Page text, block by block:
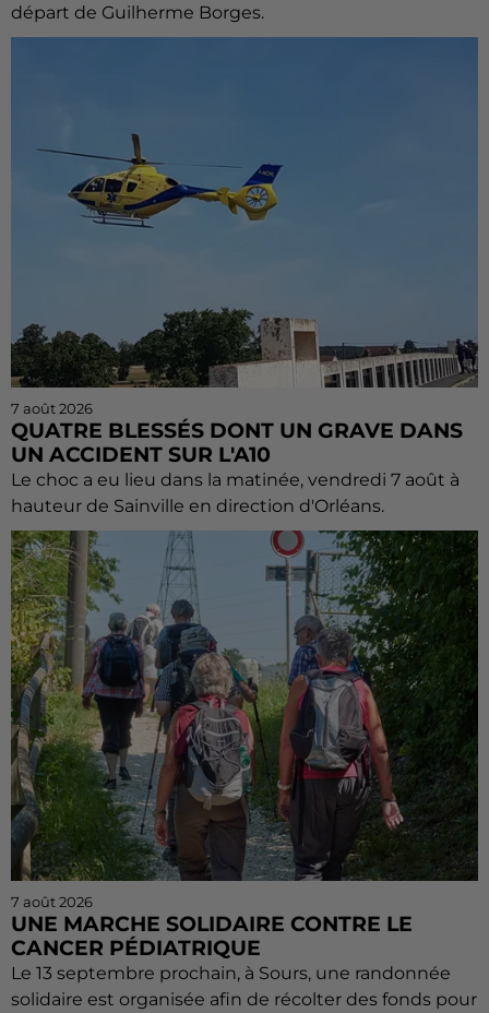
départ de Guilherme Borges.
7 août 2026
QUATRE BLESSÉS DONT UN GRAVE DANS
UN ACCIDENT SUR L'A10
Le choc a eu lieu dans la matinée, vendredi 7 août à
hauteur de Sainville en direction d'Orléans.
7 août 2026
UNE MARCHE SOLIDAIRE CONTRE LE
CANCER PÉDIATRIQUE
Le 13 septembre prochain, à Sours, une randonnée
solidaire est organisée afin de récolter des fonds pour